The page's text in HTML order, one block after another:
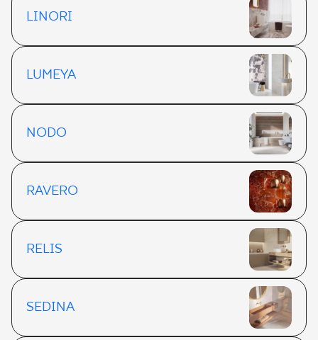
LINORI
LUMEYA
NODO
RAVERO
RELIS
SEDINA